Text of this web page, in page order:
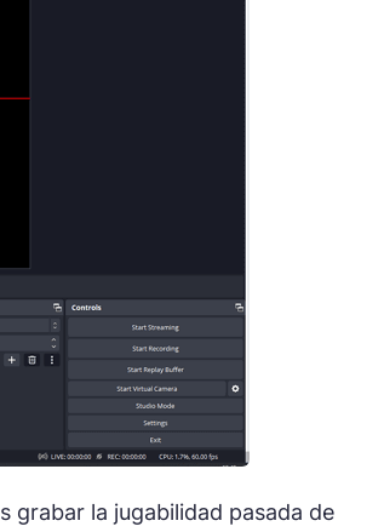
grabar la jugabilidad pasada de